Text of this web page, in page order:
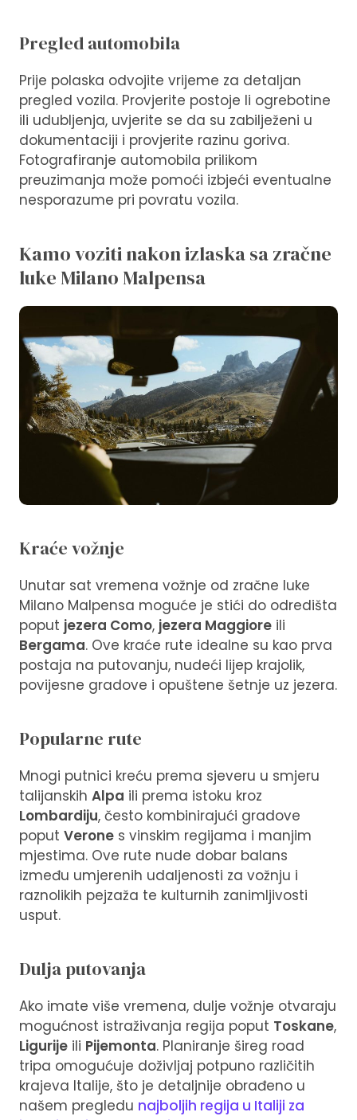
Pregled automobila
Prije polaska odvojite vrijeme za detaljan
pregled vozila. Provjerite postoje li ogrebotine
ili udubljenja, uvjerite se da su zabilježeni u
dokumentaciji i provjerite razinu goriva.
Fotografiranje automobila prilikom
preuzimanja može pomoći izbjeći eventualne
nesporazume pri povratu vozila.
Kamo voziti nakon izlaska sa zračne
luke Milano Malpensa
Kraće vožnje
Unutar sat vremena vožnje od zračne luke
Milano Malpensa moguće je stići do odredišta
poput jezera Como, jezera Maggiore ili
Bergama. Ove kraće rute idealne su kao prva
postaja na putovanju, nudeći lijep krajolik,
povijesne gradove i opuštene šetnje uz jezera.
Popularne rute
Mnogi putnici kreću prema sjeveru u smjeru
talijanskih Alpa ili prema istoku kroz
Lombardiju, često kombinirajući gradove
poput Verone s vinskim regijama i manjim
mjestima. Ove rute nude dobar balans
između umjerenih udaljenosti za vožnju i
raznolikih pejzaža te kulturnih zanimljivosti
usput.
Dulja putovanja
Ako imate više vremena, dulje vožnje otvaraju
mogućnost istraživanja regija poput Toskane,
Ligurije ili Pijemonta. Planiranje šireg road
tripa omogućuje doživljaj potpuno različitih
krajeva Italije, što je detaljnije obrađeno u
našem pregledu najboljih regija u Italiji za